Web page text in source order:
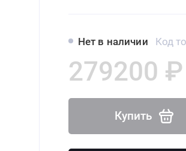
Нет в наличии Код
279200 ₽
Купить